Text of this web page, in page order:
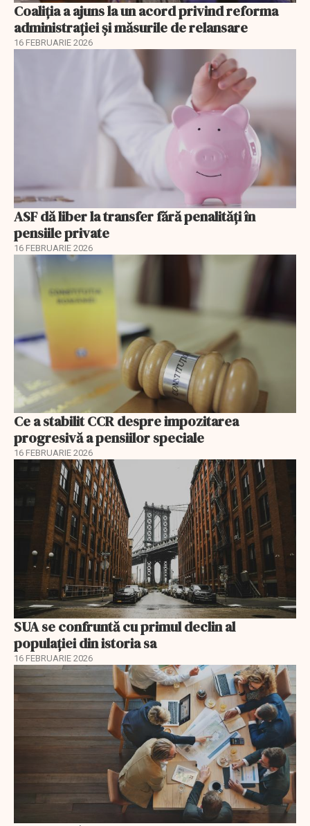
Coaliția a ajuns la un acord privind reforma
administrației și măsurile de relansare
16 FEBRUARIE 2026
ASF dă liber la transfer fără penalități în
pensiile private
16 FEBRUARIE 2026
Ce a stabilit CCR despre impozitarea
progresivă a pensiilor speciale
16 FEBRUARIE 2026
SUA se confruntă cu primul declin al
populației din istoria sa
16 FEBRUARIE 2026